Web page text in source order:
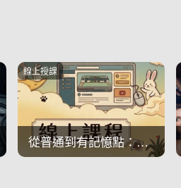
從普通到有記憶點：男性魅力升級
線上授課